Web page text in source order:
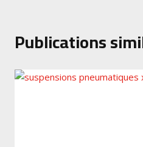
Publications